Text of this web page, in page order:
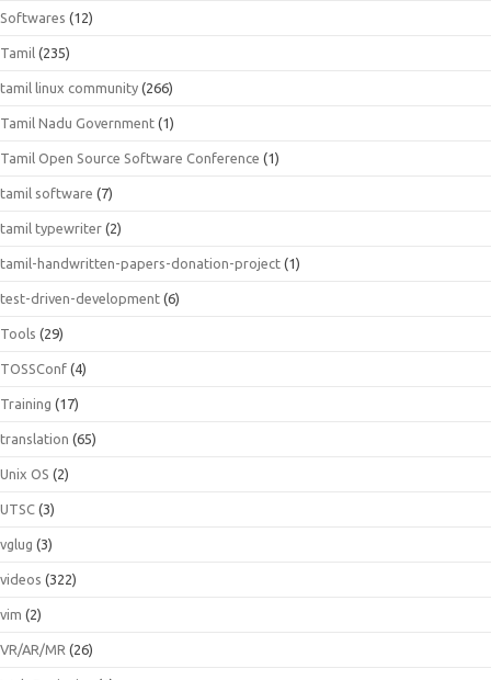
Softwares (12)
Tamil (235)
tamil linux community (266)
Tamil Nadu Government (1)
Tamil Open Source Software Conference (1)
tamil software (7)
tamil typewriter (2)
tamil-handwritten-papers-donation-project (1)
test-driven-development (6)
Tools (29)
TOSSConf (4)
Training (17)
translation (65)
Unix OS (2)
UTSC (3)
vglug (3)
videos (322)
vim (2)
VR/AR/MR (26)